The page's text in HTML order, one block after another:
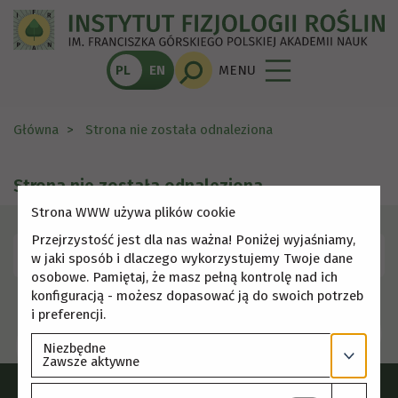
PL EN MENU
Główna Strona nie została odnaleziona
Strona nie została odnaleziona
Skorzystaj z menu, aby wybrać inną stronę.
Strona WWW używa plików cookie
Przejrzystość jest dla nas ważna! Poniżej wyjaśniamy,
w jaki sposób i dlaczego wykorzystujemy Twoje dane
osobowe. Pamiętaj, że masz pełną kontrolę nad ich
konfiguracją - możesz dopasować ją do swoich potrzeb
i preferencji.
Niezbędne
Zawsze aktywne